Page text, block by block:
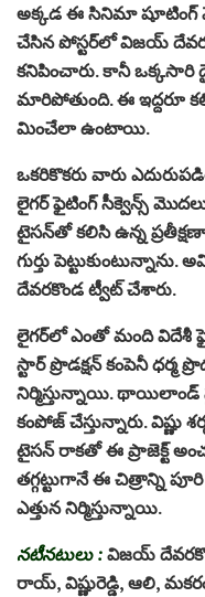
అక్కడ ఈ సినిమా షూటింగ్
చేసిన పోస్టర్‌లో విజయ్
కనిపించారు. కానీ ఒక్కసారి
మారిపోతుంది. ఈ ఇద్దరూ
మించేలా ఉంటాయి.
ఒకరికొకరు వారు
లైగర్ ఫైటింగ్ సీక్వెన్స్
టైసన్‌తో కలిసి ఉన్న
గుర్తు
దేవరకొండ ట్వీట్ చేశారు.
లైగర్‌లో ఎంతో మంది విదేశీ
స్టార్ ప్రొడక్షన్ కంపెనీ ధర్మ
నిర్మిస్తున్నాయి. థాయిలాండ్
కంపోజ్ చేస్తున్నారు.
టైసన్ రాకతో ఈ ప్రాజెక్ట్
తగ్గట్టుగానే ఈ చిత్రాన్ని పూరి
ఎత్తున నిర్మిస్తున్నాయి.
నటీనటులు :విజయ్
రాయ్, విష్ణురెడ్డి, ఆలి,